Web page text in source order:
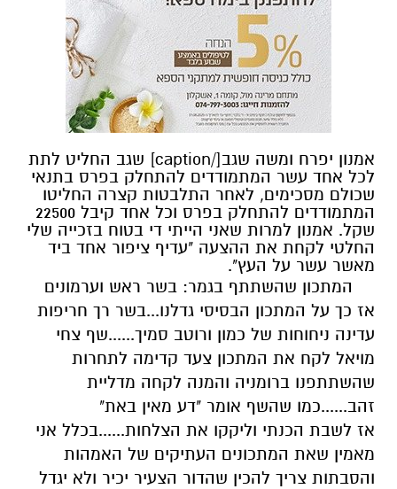
אמנון יפרח ומשה שגב[/caption] שגב החליט לתת
לכל אחד עשר המתמודדים להתחלק בפרס בתנאי
שכולם מסכימים, לאחר התלבטות קצרה החליטו
המתמודדים להתחלק בפרס וכל אחד קיבל 22500
שקל. אמנון למרות שאני הייתי די בטוח בזכייה שלי
החלטי לקחת את ההצעה "עדיף ציפור אחד ביד
מאשר עשר על העץ".
המתכון שהשתתף בגמר: בשר ראש וערמונים
אז כך על המתכון הבסיסי גדלנו...בשר רך חריפות
עדינה ניחוחות של כמון ורוטב סמיך......שף צחי
מויאל לקח את המתכון צעד קדימה לתחרות
שהשתתפנו ברומניה והמנה לקחה מדליית
זהב......כמו שהשף אומר "דע מאין באת"
אז לשבת הכנתי וליקקו את הצלחות......בכלל אני
מאמין שאת המתכונים העתיקים של האמהות
והסבתות צריך להכין שהדור הצעיר יכיר ולא יגדל